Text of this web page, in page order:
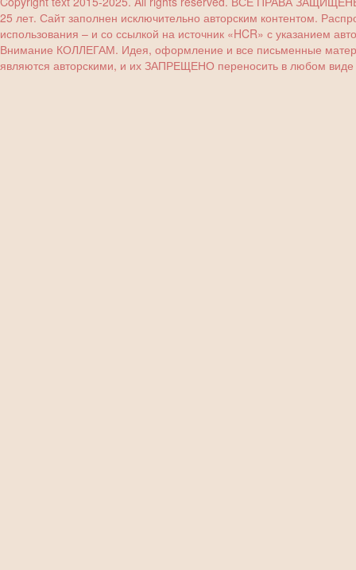
25 лет. Сайт заполнен исключительно авторским контентом.
использования – и со ссылкой на источник «HCR» с указанием
Внимание КОЛЛЕГАМ. Идея, оформление и все письменные
являются авторскими, и их ЗАПРЕЩЕНО переносить в любом виде